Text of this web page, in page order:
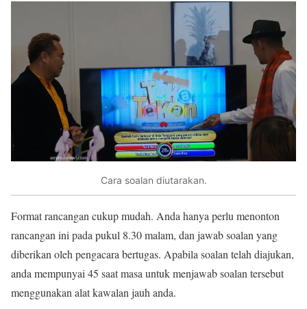
Cara soalan diutarakan.
Format rancangan cukup mudah. Anda hanya perlu menonton
rancangan ini pada pukul 8.30 malam, dan jawab soalan yang
diberikan oleh pengacara bertugas. Apabila soalan telah diajukan,
anda mempunyai 45 saat masa untuk menjawab soalan tersebut
menggunakan alat kawalan jauh anda.